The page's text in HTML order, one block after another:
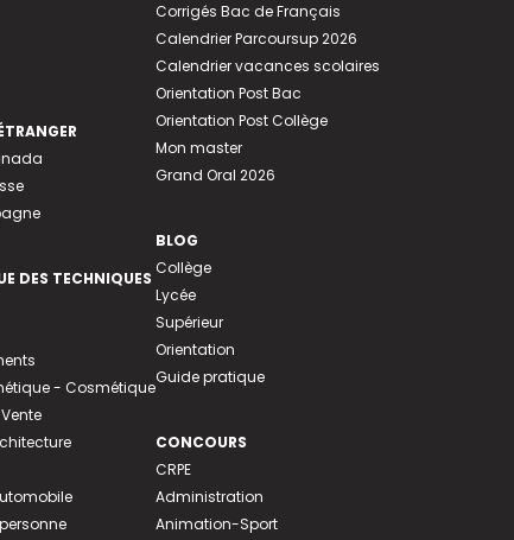
DES TECHNIQUES
- Cosmétique
Corrigés Bac de Français
Calendrier Parcoursup 2026
Calendrier vacances scolaires
Orientation Post Bac
Orientation Post Collège
Mon master
Grand Oral 2026
BLOG
Collège
Lycée
Supérieur
Orientation
Guide pratique
CONCOURS
CRPE
Administration
Animation-Sport